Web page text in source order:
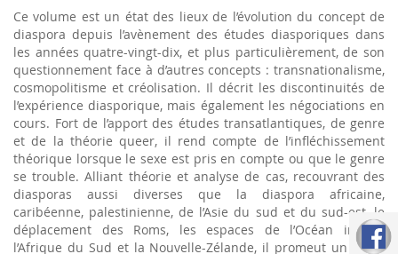
Ce volume est un état des lieux de l’évolution du concept de
diaspora depuis l’avènement des études diasporiques dans
les années quatre-vingt-dix, et plus particulièrement, de son
questionnement face à d’autres concepts : transnationalisme,
cosmopolitisme et créolisation. Il décrit les discontinuités de
l’expérience diasporique, mais également les négociations en
cours. Fort de l’apport des études transatlantiques, de genre
et de la théorie queer, il rend compte de l’infléchissement
théorique lorsque le sexe est pris en compte ou que le genre
se trouble. Alliant théorie et analyse de cas, recouvrant des
diasporas aussi diverses que la diaspora africaine,
caribéenne, palestinienne, de l’Asie du sud et du sud-est, le
déplacement des Roms, les espaces de l’Océan indien,
l’Afrique du Sud et la Nouvelle-Zélande, il promeut un autre